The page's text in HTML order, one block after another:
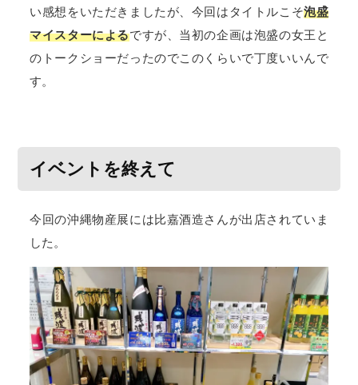
い感想をいただきましたが、今回はタイトルこそ泡盛
マイスターによるですが、当初の企画は泡盛の女王と
のトークショーだったのでこのくらいで丁度いいんで
す。
イベントを終えて
今回の沖縄物産展には比嘉酒造さんが出店されていま
した。